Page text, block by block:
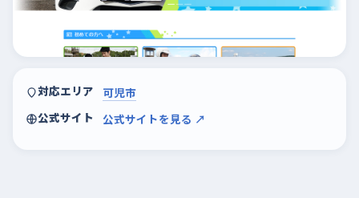
対応エリア
可児市
公式サイト
公式サイトを見る ↗